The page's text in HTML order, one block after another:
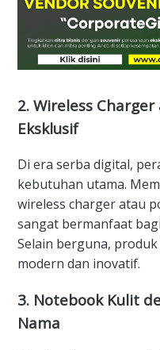
2. Wireless
Eksklusif
Di era serba digital,
kebutuhan utama.
wireless charger atau
sangat bermanfaat
Selain berguna,
modern dan inovatif.
3. Notebook Kulit
Nama